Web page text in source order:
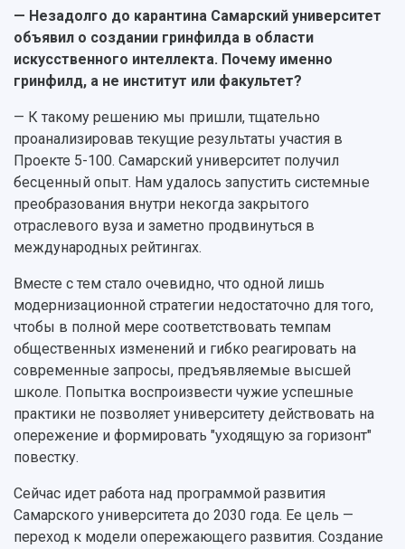
Учебный аэродром
Центр истории авиационных двигателей
Ботанический сад
Умный дом бабочек
Сведения об образовательной организации
Официальные документы
— Незадолго до карантина Самарский университет
объявил о создании гринфилда в области
искусственного интеллекта. Почему именно
гринфилд, а не институт или факультет?
— К такому решению мы пришли, тщательно
проанализировав текущие результаты участия в
Проекте 5-100. Самарский университет получил
бесценный опыт. Нам удалось запустить системные
преобразования внутри некогда закрытого
отраслевого вуза и заметно продвинуться в
международных рейтингах.
Вместе с тем стало очевидно, что одной лишь
модернизационной стратегии недостаточно для того,
чтобы в полной мере соответствовать темпам
общественных изменений и гибко реагировать на
современные запросы, предъявляемые высшей
школе. Попытка воспроизвести чужие успешные
практики не позволяет университету действовать на
опережение и формировать "уходящую за горизонт"
повестку.
Сейчас идет работа над программой развития
Самарского университета до 2030 года. Ее цель —
переход к модели опережающего развития. Создание